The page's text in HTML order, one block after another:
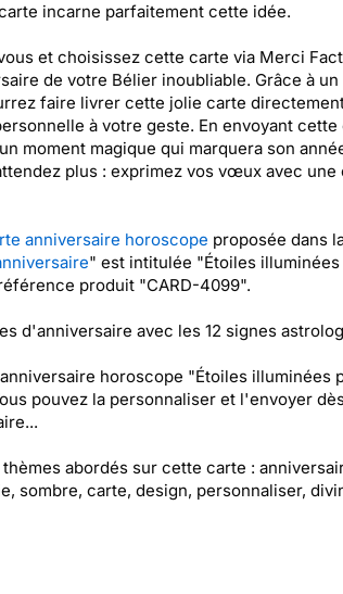
incarne parfaitement cette idée.
et choisissez cette carte via Merci
de votre Bélier inoubliable. Grâce à
faire livrer cette jolie carte
à votre geste. En envoyant
moment magique qui marquera son
plus : exprimez vos vœux avec une
anniversaire horoscope proposée dans
" est intitulée "Étoiles
produit "CARD-4099".
d'anniversaire avec les 12 signes
horoscope "Étoiles illuminées
pouvez la personnaliser et l'envoyer
abordés sur cette carte :
sombre, carte, design, personnaliser,